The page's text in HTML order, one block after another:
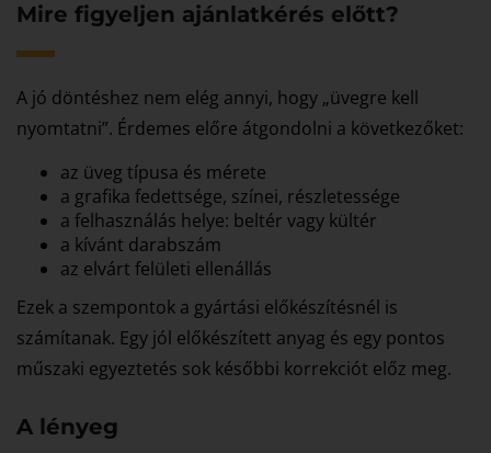
Mire figyeljen ajánlatkérés előtt?
A jó döntéshez nem elég annyi, hogy „üvegre kell
nyomtatni”. Érdemes előre átgondolni a következőket:
az üveg típusa és mérete
a grafika fedettsége, színei, részletessége
a felhasználás helye: beltér vagy kültér
a kívánt darabszám
az elvárt felületi ellenállás
Ezek a szempontok a gyártási előkészítésnél is
számítanak. Egy jól előkészített anyag és egy pontos
műszaki egyeztetés sok későbbi korrekciót előz meg.
A lényeg